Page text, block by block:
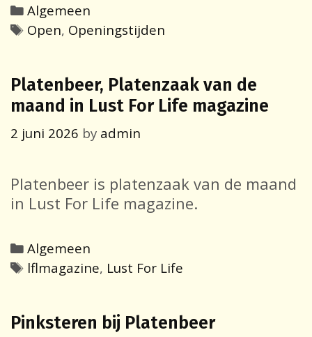
Categories
Algemeen
Tags
Open, Openingstijden
Platenbeer, Platenzaak van de
maand in Lust For Life magazine
2 juni 2026 by admin
Platenbeer is platenzaak van de maand
in Lust For Life magazine.
Categories
Algemeen
Tags
lflmagazine, Lust For Life
Pinksteren bij Platenbeer